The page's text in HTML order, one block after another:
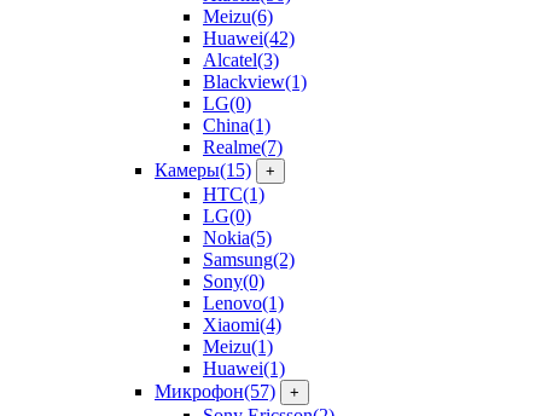
Meizu(6)
Huawei(42)
Alcatel(3)
Blackview(1)
LG(0)
China(1)
Realme(7)
Камеры(15) +
HTC(1)
LG(0)
Nokia(5)
Samsung(2)
Sony(0)
Lenovo(1)
Xiaomi(4)
Meizu(1)
Huawei(1)
Микрофон(57) +